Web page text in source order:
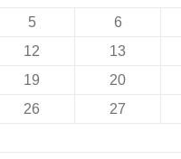
5 6
12 13
19 20
26 27